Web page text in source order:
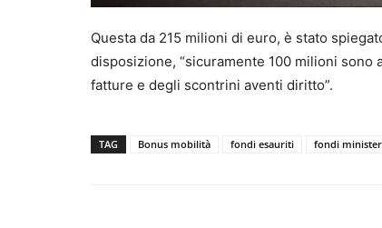
Questa da 215 milioni di euro, è stato
disposizione, “sicuramente 100 milioni sono
fatture e degli scontrini aventi diritto”.
TAG Bonus mobilità fondi esauriti fondi